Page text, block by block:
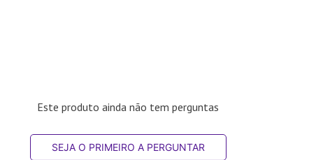
Este produto ainda não tem perguntas
SEJA O PRIMEIRO A PERGUNTAR